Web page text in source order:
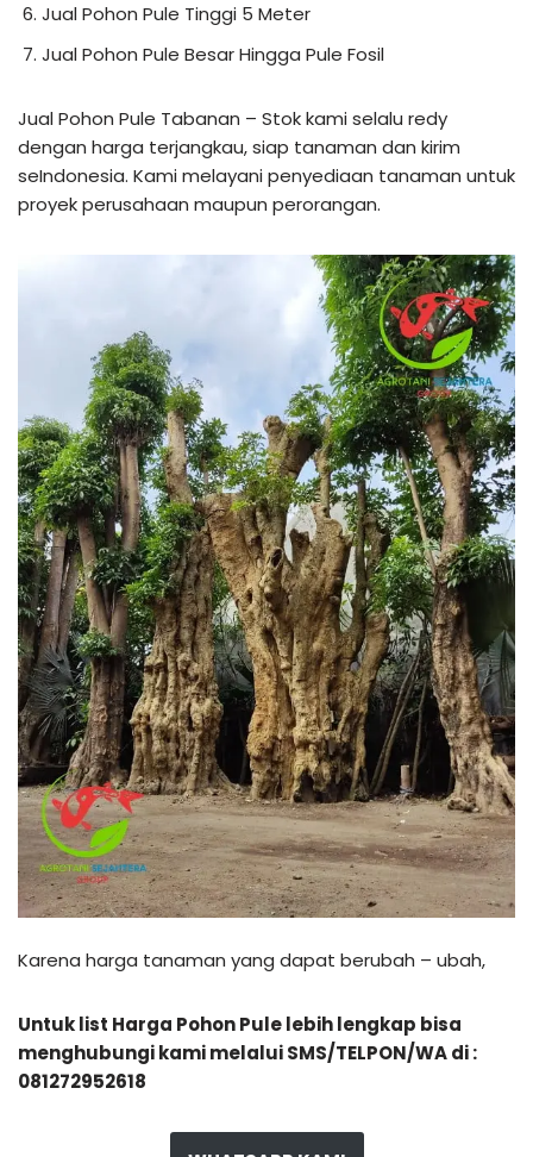
Jual Pohon Pule Tinggi 5 Meter
Jual Pohon Pule Besar Hingga Pule Fosil
Jual Pohon Pule Tabanan – Stok kami selalu redy
dengan harga terjangkau, siap tanaman dan kirim
seIndonesia. Kami melayani penyediaan tanaman untuk
proyek perusahaan maupun perorangan.
Karena harga tanaman yang dapat berubah – ubah,
Untuk list Harga Pohon Pule lebih lengkap bisa
menghubungi kami melalui SMS/TELPON/WA di :
081272952618